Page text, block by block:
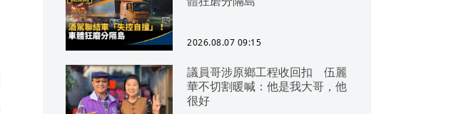
2026.08.07 09:15
議員哥涉原鄉工程收回扣 伍麗
華不切割暖喊：他是我大哥，他
很好